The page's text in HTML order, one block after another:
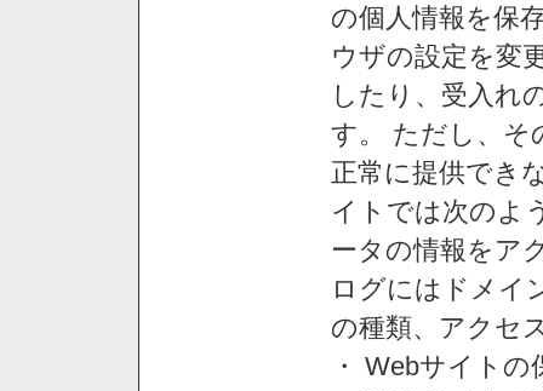
の個人情報を保
ウザの設定を変
したり、受入れ
す。 ただし、そ
正常に提供でき
イトでは次のよ
ータの情報をア
ログにはドメイ
の種類、アクセ
・ Webサイトの